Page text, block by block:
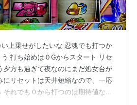
上乗せがしたいな 忍魂でも打つか
打ち始めは０Gからスタート リセ
夕方も過ぎて夜なのにまだ処女台が
にリセットは天井短縮なので、一応
それでも０から打つのは期待値ない